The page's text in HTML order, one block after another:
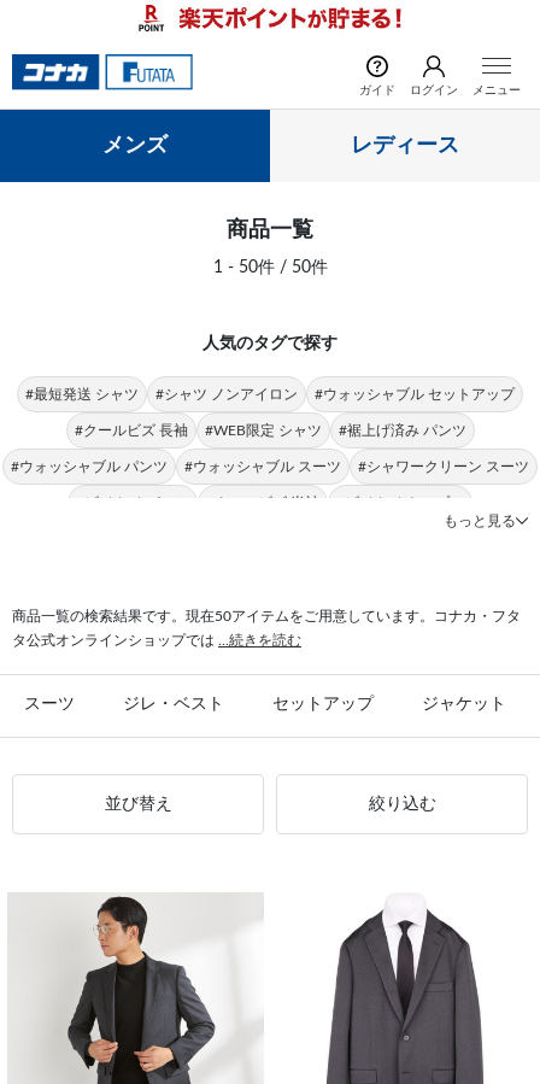
前の画像
ガイド ログイン メニュー
メンズ レディース
商品一覧
1 - 50件 / 50件
人気のタグで探す
#最短発送 シャツ #シャツ ノンアイロン #ウォッシャブル セットアップ
#クールビズ 長袖 #WEB限定 シャツ #裾上げ済み パンツ
#ウォッシャブル パンツ #ウォッシャブル スーツ #シャワークリーン スーツ
#ビジカジ パンツ #クールビズ 半袖 #ビジカジ トップス
#スーツ フォーマル
もっと見る
商品一覧の検索結果です。現在50アイテムをご用意しています。コナカ・フタ
タ公式オンラインショップでは
...続きを読む
スーツ ジレ・ベスト セットアップ ジャケット
並び替え 絞り込む